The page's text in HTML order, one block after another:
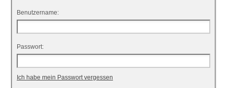
Benutzername:
Passwort:
Ich habe mein Passwort vergessen